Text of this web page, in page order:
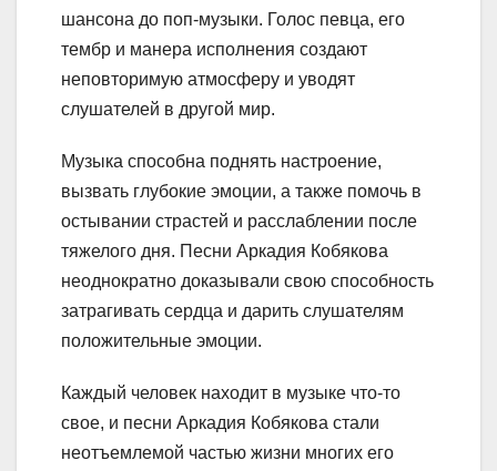
шансона до поп-музыки. Голос певца, его
тембр и манера исполнения создают
неповторимую атмосферу и уводят
слушателей в другой мир.
Музыка способна поднять настроение,
вызвать глубокие эмоции, а также помочь в
остывании страстей и расслаблении после
тяжелого дня. Песни Аркадия Кобякова
неоднократно доказывали свою способность
затрагивать сердца и дарить слушателям
положительные эмоции.
Каждый человек находит в музыке что-то
свое, и песни Аркадия Кобякова стали
неотъемлемой частью жизни многих его